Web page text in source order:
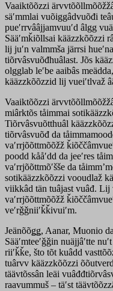
Vaaiktõõzzi
säʹmmlai vuõiggâdvuõđi
pueʹrrvââjjamvuuʹd âlgg
Sääʹmǩiõllsai kääzzkõõzzi
lij juʹn valmmša järrsi
tiõrvâsvuõđhuâlast. Jõs
olgglab leʹbe aaibâs
kääzzkõõzzid lij vueiʹtlvaž
Vaaiktõõzzi
miârktõs tåimmai
Tiõrvâsvuõtthuâl
tiõrvâsvuõđ da
vaʹrrjõõttmõõžž
poodd kååʹdd da jeeʹres
vaʹrrjõõttmõʹšše da
sotikääzzkõõzzi vooudlaž
viikkâd tän tuâjast vuâđ. Lij
vaʹrrjõõttmõõžž
veʹrǧǧniiʹǩǩivuiʹm.
Jeänõõǥǥ, Aanar, Muonio
Sääʹmteeʹǧǧin nuäjjâʹtte
riiʹǩǩe, što tõt kuâdd
tuârvv kääzzkõõzzi
täävtõssân leäi
raavummuš – täʹst